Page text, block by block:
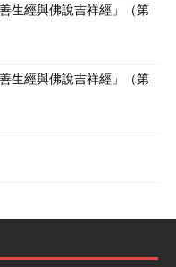
生經與佛說吉祥經」（第
生經與佛說吉祥經」（第